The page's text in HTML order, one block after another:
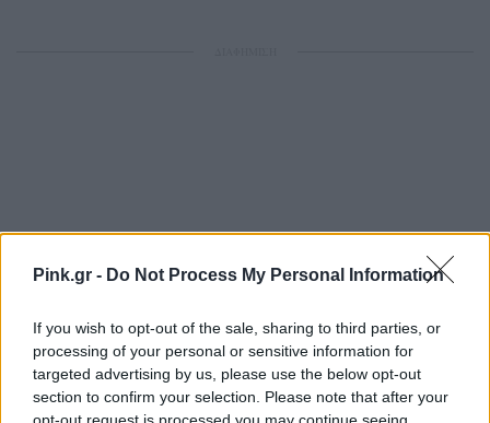
Pink.gr - Do Not Process My Personal Information
If you wish to opt-out of the sale, sharing to third parties, or
processing of your personal or sensitive information for
targeted advertising by us, please use the below opt-out
section to confirm your selection. Please note that after your
opt-out request is processed you may continue seeing